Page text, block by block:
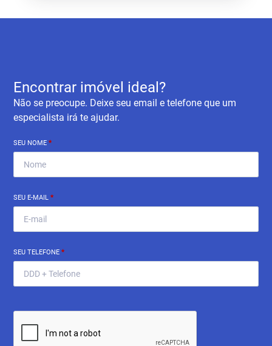
Encontrar imóvel ideal?
Não se preocupe. Deixe seu email e telefone que um
especialista irá te ajudar.
SEU NOME*
SEU E-MAIL*
SEU TELEFONE*